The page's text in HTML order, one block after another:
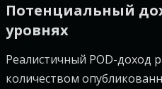
Потенциальный
уровнях
Реалистичный POD-доход
количеством